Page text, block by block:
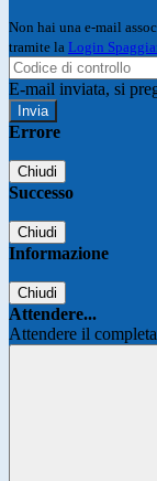
Non hai una e-mail
tramite la Login
E-mail inviata, si
Errore
Chiudi
Successo
Chiudi
Informazione
Chiudi
Attendere...
Attendere il